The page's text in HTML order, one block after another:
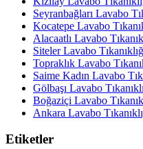
Seyranbağları Lavabo
Kocatepe Lavabo
Alacaatlı Lavabo
Siteler Lavabo
Topraklık Lavabo
Saime Kadın Lavabo
Gölbaşı Lavabo
Boğaziçi Lavabo
Ankara Lavabo
Etiketler